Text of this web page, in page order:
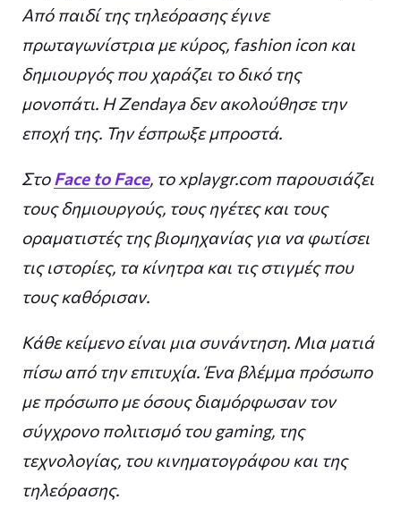
Από παιδί της τηλεόρασης έγινε
πρωταγωνίστρια με κύρος, fashion icon και
δημιουργός που χαράζει το δικό της
μονοπάτι. Η Zendaya δεν ακολούθησε την
εποχή της. Την έσπρωξε μπροστά.
ΣτοFace to Face, το xplaygr.com παρουσιάζει
τους δημιουργούς, τους ηγέτες και τους
οραματιστές της βιομηχανίας για να φωτίσει
τις ιστορίες, τα κίνητρα και τις στιγμές που
τους καθόρισαν.
Κάθε κείμενο είναι μια συνάντηση. Μια ματιά
πίσω από την επιτυχία. Ένα βλέμμα πρόσωπο
με πρόσωπο με όσους διαμόρφωσαν τον
σύγχρονο πολιτισμό του gaming, της
τεχνολογίας, του κινηματογράφου και της
τηλεόρασης.